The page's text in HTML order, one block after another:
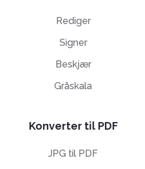
Rediger
Signer
Beskjær
Gråskala
Konverter til PDF
JPG til PDF